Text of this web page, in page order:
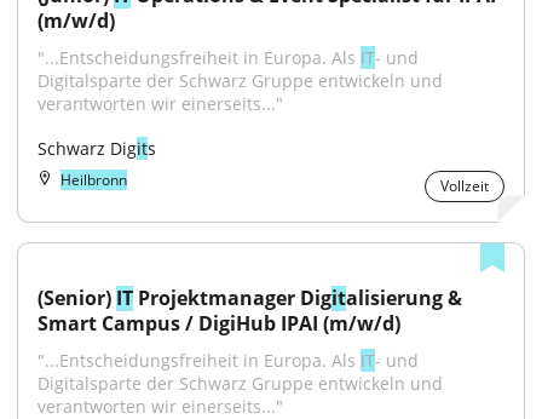
(m/w/d)
"...Entscheidungsfreiheit in Europa. Als IT- und
Digitalsparte der Schwarz Gruppe entwickeln und
verantworten wir einerseits..."
Schwarz Digits
Heilbronn Vollzeit
(Senior) IT Projektmanager Digitalisierung &
Smart Campus / DigiHub IPAI (m/w/d)
"...Entscheidungsfreiheit in Europa. Als IT- und
Digitalsparte der Schwarz Gruppe entwickeln und
verantworten wir einerseits..."